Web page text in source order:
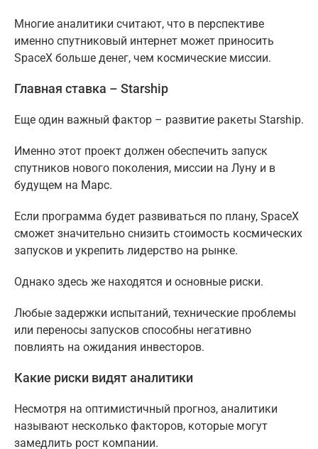
Многие аналитики считают, что в перспективе
именно спутниковый интернет может приносить
SpaceX больше денег, чем космические миссии.
Главная ставка – Starship
Еще один важный фактор – развитие ракеты Starship.
Именно этот проект должен обеспечить запуск
спутников нового поколения, миссии на Луну и в
будущем на Марс.
Если программа будет развиваться по плану, SpaceX
сможет значительно снизить стоимость космических
запусков и укрепить лидерство на рынке.
Однако здесь же находятся и основные риски.
Любые задержки испытаний, технические проблемы
или переносы запусков способны негативно
повлиять на ожидания инвесторов.
Какие риски видят аналитики
Несмотря на оптимистичный прогноз, аналитики
называют несколько факторов, которые могут
замедлить рост компании.